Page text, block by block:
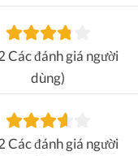
Các đánh giá người
dùng)
Các đánh giá người